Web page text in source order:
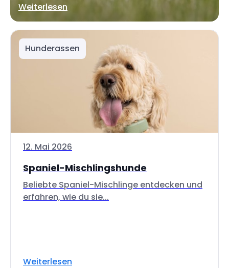
Weiterlesen
Hunderassen
12. Mai 2026
Spaniel-Mischlingshunde
Beliebte Spaniel-Mischlinge entdecken und
erfahren, wie du sie...
Weiterlesen